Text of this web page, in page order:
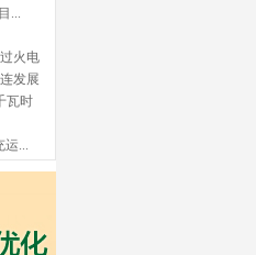
...
火电
发展
瓦时
运...